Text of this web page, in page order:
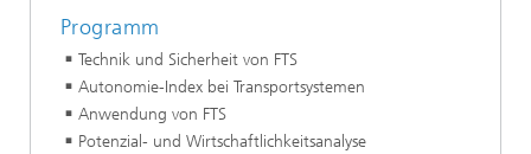
Programm
Technik und Sicherheit von FTS
Autonomie-Index bei Transportsystemen
Anwendung von FTS
Potenzial- und Wirtschaftlichkeitsanalyse